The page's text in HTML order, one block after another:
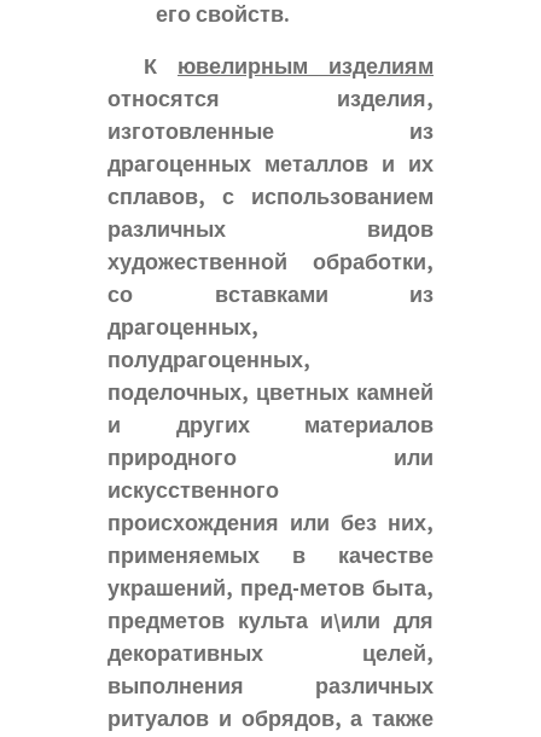
его свойств.
К ювелирным изделиям
относятся изделия,
изготовленные из
драгоценных металлов и их
сплавов, с использованием
различных видов
художественной обработки,
со вставками из
драгоценных,
полудрагоценных,
поделочных, цветных камней
и других материалов
природного или
искусственного
происхождения или без них,
применяемых в качестве
украшений, пред-метов быта,
предметов культа и\или для
декоративных целей,
выполнения различных
ритуалов и обрядов, а также